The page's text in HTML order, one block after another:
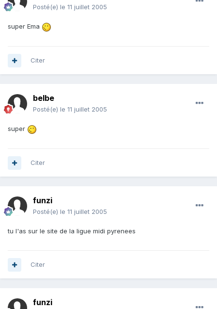
Posté(e) le 11 juillet 2005
super Ema
Citer
belbe
Posté(e) le 11 juillet 2005
super
Citer
funzi
Posté(e) le 11 juillet 2005
tu l'as sur le site de la ligue midi pyrenees
Citer
funzi